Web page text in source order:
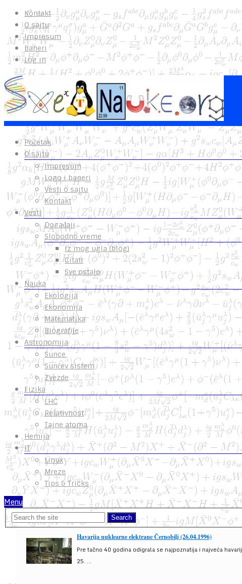
Kontakt
O sajtu
Impresum
Baneri
Log in
Početak
O sajtu
Impresum
Logo i baneri
Vesti o sajtu
Kontakt
Vesti
Događaji
Slobodno vreme
Iz mog ugla (blog)
Citati
Sve ostalo
Nauka
Ekologija
Ekonomija
Matematika
Biografije
Astronomija
Sunce
Sunčev sistem
Zvezde
Fizika
LHC
Relativnost
Tajne atoma
Hemija
IT
Linux
Mreze
Tips & Tricks
Menu
Havarija nuklearne elektrane Černobilj (26.04.1996)
Pre tačno 40 godina odigrala se najpoznatija i najveća
25. ...